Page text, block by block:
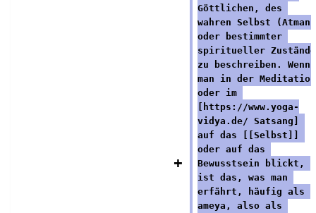
Göttlichen, des
wahren Selbst
oder bestimmter
spiritueller
zu beschreiben. Wenn
man in der
oder im
[https://www.yoga-
vidya.de/ Satsang]
auf das [[Selbst]]
oder auf das
Bewusstsein blickt,
ist das, was man
erfährt, häufig als
ameya, also als